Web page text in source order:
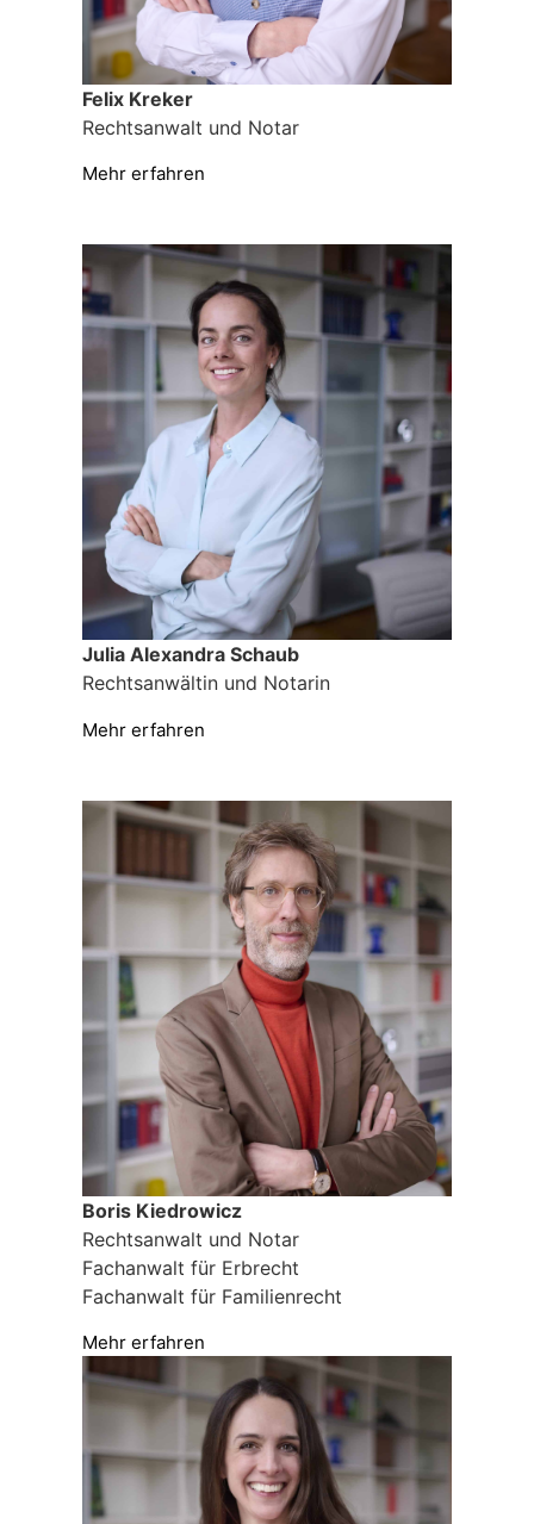
Felix Kreker
Rechtsanwalt und Notar
Mehr erfahren
Julia Alexandra Schaub
Rechtsanwältin und Notarin
Mehr erfahren
Boris Kiedrowicz
Rechtsanwalt und Notar
Fachanwalt für Erbrecht
Fachanwalt für Familienrecht
Mehr erfahren